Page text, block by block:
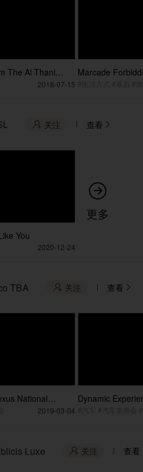
The Al Thani
Dinner2018-07-15
Marcade
 关注 查看 
You
2020-12-24

更多
TBA  关注 查看 
National
2019-03-04
Dynamic
Luxe  关注 查看